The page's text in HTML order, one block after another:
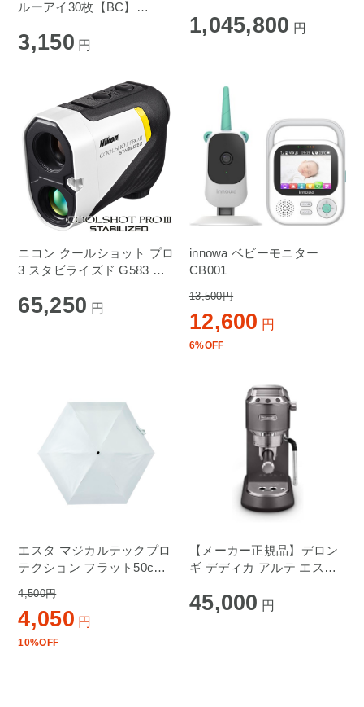
ルーアイ30枚【BC】
3,150 円
1,045,800 円
ニコン クールショット プロ
3 スタビライズド G583 ゴ
65,250 円
innowa ベビーモニター
CB001
13,500円
12,600 円
6%OFF
エスタ マジカルテックプロ
テクション フラット50cm
4,500円
4,050 円
10%OFF
【メーカー正規品】デロン
ギ デディカ アルテ エスプ
ー EC885J-GY グレー
45,000 円